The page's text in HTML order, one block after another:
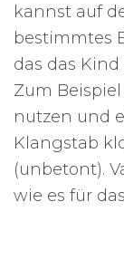
kannst auf
bestimmtes
das das
Zum
nutzen und
Klangstab
(unbetont).
wie es für